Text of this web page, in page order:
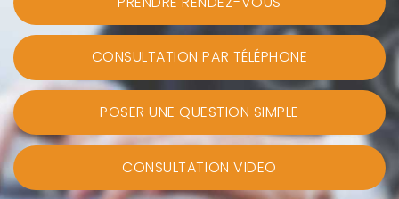
CONSULTATION PAR TÉLÉPHONE
POSER UNE QUESTION SIMPLE
CONSULTATION VIDEO